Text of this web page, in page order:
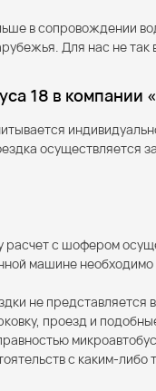
в сопровождении
Для нас не
18 в компании
осуществляется
с шофером
машине
не представляется
проезд и
с каким-